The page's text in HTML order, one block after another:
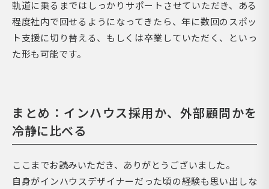
軌道に乗るまではしっかりサポートさせていただき、ある
程度社内で回せるようになってきたら、年に数回のスポッ
ト支援に切り替える、もしくは卒業していただく、といっ
た形も可能です。
まとめ：インハウス採用か、外部顧問かを
冷静に比べる
ここまでお読みいただき、ありがとうございました。
自身がインハウスデザイナーだった頃の経験も思い出しな